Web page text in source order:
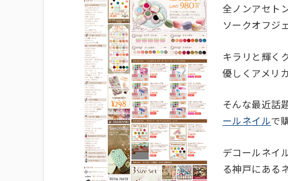
全ノンアセト
ソークオフジ
キラリと輝く
優しくアメリ
そんな最近話
ールネイルで
デコールネイ
る神戸にある